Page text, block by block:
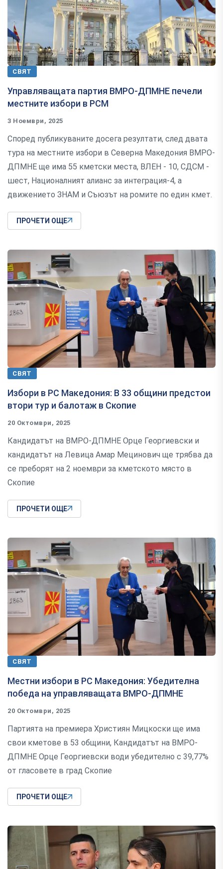
СВЯТ
Управляващата партия ВМРО-ДПМНЕ печели
местните избори в РСМ
3 Ноември, 2025
Според публикуваните досега резултати, след двата
тура на местните избори в Северна Македония ВМРО-
ДПМНЕ ще има 55 кметски места, ВЛЕН - 10, СДСМ -
шест, Националният алианс за интеграция-4, а
движението ЗНАМ и Съюзът на ромите по един кмет.
ПРОЧЕТИ ОЩЕ
СВЯТ
Избори в РС Македония: В 33 общини предстои
втори тур и балотаж в Скопие
20 Октомври, 2025
Кандидатът на ВМРО-ДПМНЕ Орце Георгиевски и
кандидатът на Левица Амар Мецинович ще трябва да
се преборят на 2 ноември за кметското място в
Скопие
ПРОЧЕТИ ОЩЕ
СВЯТ
Местни избори в РС Македония: Убедителна
победа на управляващата ВМРО-ДПМНЕ
20 Октомври, 2025
Партията на премиера Християн Мицкоски ще има
свои кметове в 53 общини, Кандидатът на ВМРО-
ДПМНЕ Орце Георгиевски води убедително с 39,77%
от гласовете в град Скопие
ПРОЧЕТИ ОЩЕ